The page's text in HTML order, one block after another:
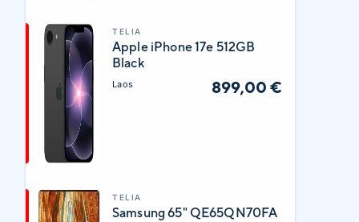
TELIA
Apple iPhone 17e 512GB
Black
Laos 899,00 €
TELIA
Samsung 65" QE65QN70FA